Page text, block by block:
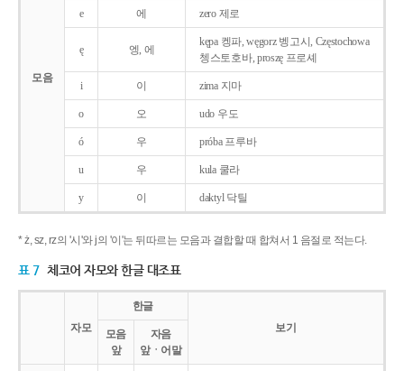
모음
e 에 zero 제로
ę 엥, 에
kępa 켕파, węgorz 벵고시, Częstochowa
쳉스토호바, proszę 프로셰
i 이 zima 지마
o 오 udo 우도
ó 우 próba 프루바
u 우 kula 쿨라
y 이 daktyl 닥틸
* ż, sz, rz의 '시'와 j의 '이'는 뒤따르는 모음과 결합할 때 합쳐서 1 음절로 적는다.
표 7 체코어 자모와 한글 대조표
자모
한글
보기
모음
앞
자음
앞ㆍ어말